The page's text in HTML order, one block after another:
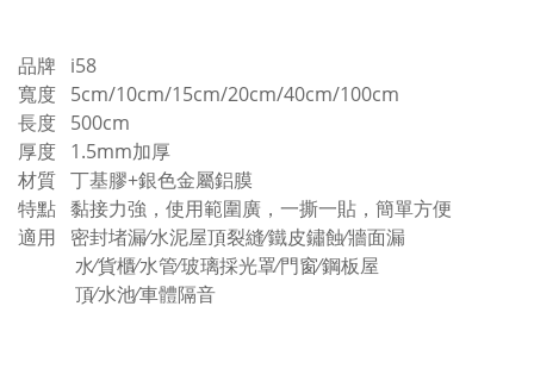
品牌 i58
寬度 5cm/10cm/15cm/20cm/40cm/100cm
長度 500cm
厚度 1.5mm加厚
材質 丁基膠+銀色金屬鋁膜
特點 黏接力強，使用範圍廣，一撕一貼，簡單方便
適用 密封堵漏∕水泥屋頂裂縫∕鐵皮鏽蝕∕牆面漏
水∕貨櫃∕水管∕玻璃採光罩∕門窗∕鋼板屋
頂∕水池∕車體隔音